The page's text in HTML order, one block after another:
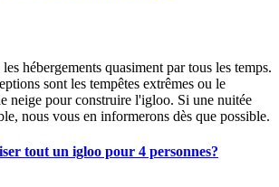
hébergements quasiment par tous les temps.
sont les tempêtes extrêmes ou le
neige pour construire l'igloo. Si une nuitée
nous vous en informerons dès que possible.
tout un igloo pour 4 personnes?